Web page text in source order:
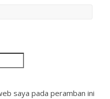
saya pada peramban ini